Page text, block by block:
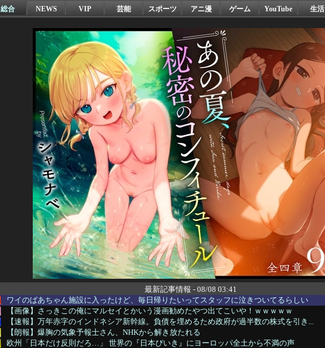
総合 NEWS VIP 芸能 スポーツ アニ漫 ゲーム YouTube 生活
最新記事情報 - 08/08 03:41
ワイのばあちゃん施設に入ったけど、毎日帰りたいってスタッフに泣きついてるらしい
【画像】さっきこの俺にマルセイとかいう漫画勧めたやつ出てこいや！ｗｗｗｗｗ
【速報】万年赤字のインドネシア新幹線。負債を埋めるため政府が過半数の株式を引き...
【朗報】爆胸の気象予報士さん、NHKから解き放たれる
欧州「日本だけ反則だろ…」 世界の『日本びいき』にヨーロッパ全土から不満の声